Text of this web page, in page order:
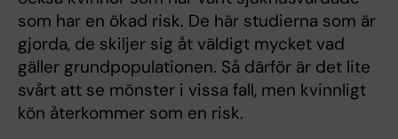
som har en ökad risk. De här studierna som är
gjorda, de skiljer sig åt väldigt mycket vad
gäller grundpopulationen. Så därför är det lite
svårt att se mönster i vissa fall, men kvinnligt
kön återkommer som en risk.